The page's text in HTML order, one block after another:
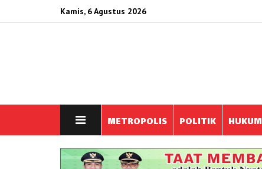
Kamis, 6 Agustus 2026
METROPOLIS POLITIK HUKUM